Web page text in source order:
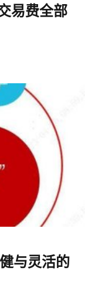
易费全部
与灵活的